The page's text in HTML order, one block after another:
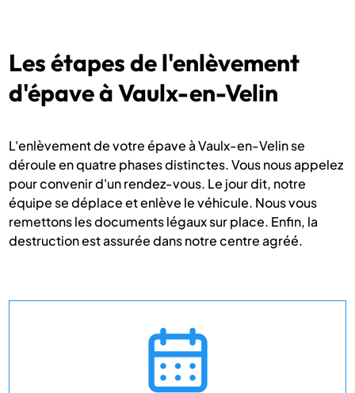
Les étapes de l'enlèvement
d'épave à Vaulx-en-Velin
L'enlèvement de votre épave à Vaulx-en-Velin se
déroule en quatre phases distinctes. Vous nous appelez
pour convenir d'un rendez-vous. Le jour dit, notre
équipe se déplace et enlève le véhicule. Nous vous
remettons les documents légaux sur place. Enfin, la
destruction est assurée dans notre centre agréé.